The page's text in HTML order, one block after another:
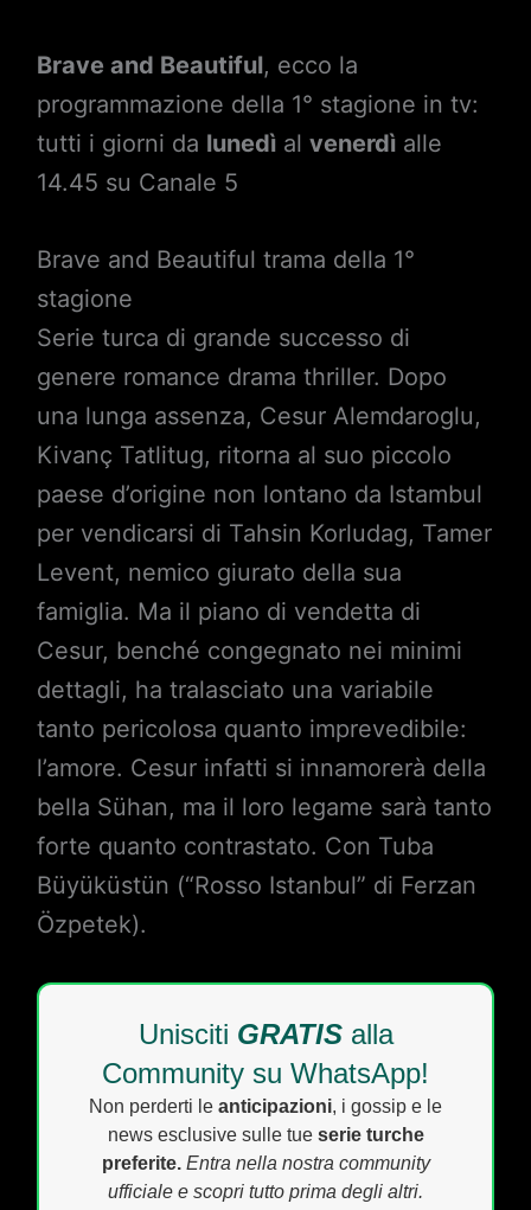
Brave and Beautiful, ecco la
programmazione della 1° stagione in tv:
tutti i giorni da lunedìal venerdìalle
14.45 su Canale 5
Brave and Beautiful trama della 1°
stagione
Serie turca di grande successo di
genere romance drama thriller. Dopo
una lunga assenza, Cesur Alemdaroglu,
Kivanç Tatlitug, ritorna al suo piccolo
paese d’origine non lontano da Istambul
per vendicarsi di Tahsin Korludag, Tamer
Levent, nemico giurato della sua
famiglia. Ma il piano di vendetta di
Cesur, benché congegnato nei minimi
dettagli, ha tralasciato una variabile
tanto pericolosa quanto imprevedibile:
l’amore. Cesur infatti si innamorerà della
bella Sühan, ma il loro legame sarà tanto
forte quanto contrastato. Con Tuba
Büyüküstün (“Rosso Istanbul” di Ferzan
Özpetek).
Unisciti GRATISalla
Community su WhatsApp!
Non perderti le anticipazioni, i gossip e le
news esclusive sulle tue serie turche
preferite. Entra nella nostra community
ufficiale e scopri tutto prima degli altri.